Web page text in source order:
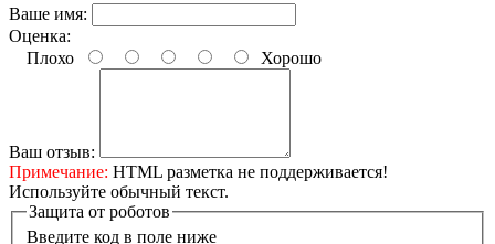
Ваше имя:
Оценка:
Плохо
Хорошо
Ваш отзыв:
Примечание: HTML разметка не поддерживается!
Используйте обычный текст.
Защита от роботов
Введите код в поле ниже